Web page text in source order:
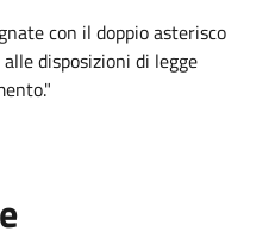
con il doppio asterisco
disposizioni di legge